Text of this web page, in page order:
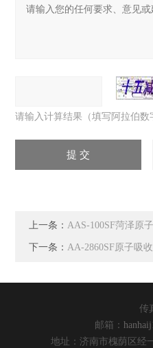
请输入计算结果（填写阿拉伯数
上一条：AAS-100SF菏泽原
下一条：AA-2860SF原子吸
传
邮箱：
地址：济南市槐荫区经